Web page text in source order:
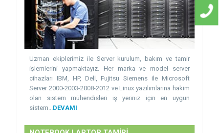
Uzman ekiplerimiz ile Server kurulum, bakım ve tamir
işlemlerini yapmaktayız. Her marka ve model server
cihazları IBM, HP, Dell, Fujitsu Siemens ile Microsoft
Server 2000-2003-2008-2012 ve Linux yazılımlarına hakim
olan sistem mühendisleri iş yeriniz için en uygun
sistem... DEVAMI